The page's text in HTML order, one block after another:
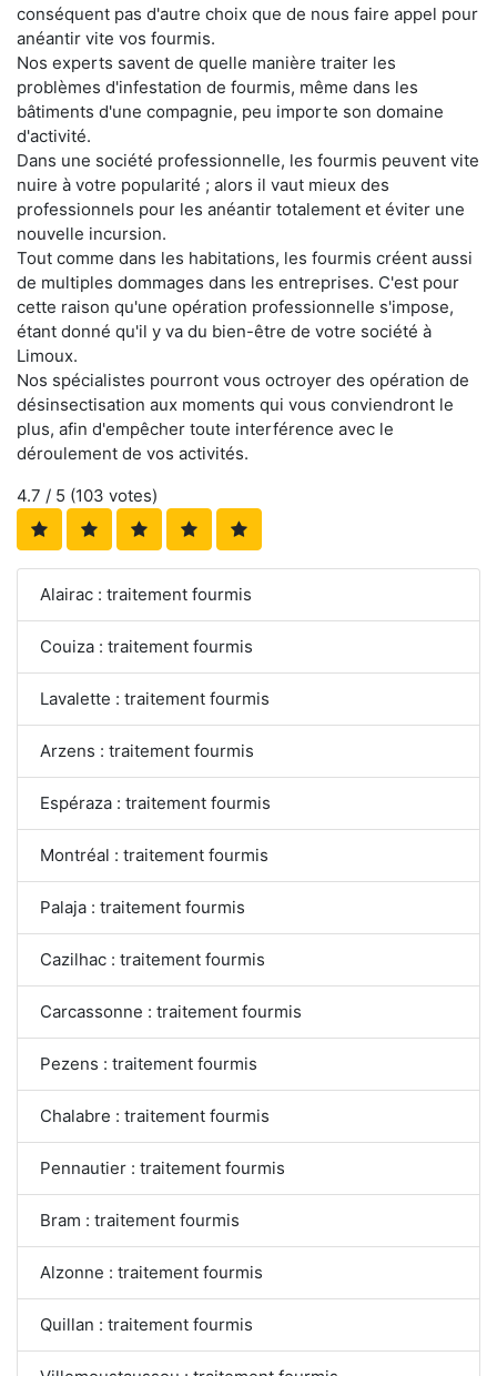
conséquent pas d'autre choix que de nous faire appel pour
anéantir vite vos fourmis.
Nos experts savent de quelle manière traiter les
problèmes d'infestation de fourmis, même dans les
bâtiments d'une compagnie, peu importe son domaine
d'activité.
Dans une société professionnelle, les fourmis peuvent vite
nuire à votre popularité ; alors il vaut mieux des
professionnels pour les anéantir totalement et éviter une
nouvelle incursion.
Tout comme dans les habitations, les fourmis créent aussi
de multiples dommages dans les entreprises. C'est pour
cette raison qu'une opération professionnelle s'impose,
étant donné qu'il y va du bien-être de votre société à
Limoux.
Nos spécialistes pourront vous octroyer des opération de
désinsectisation aux moments qui vous conviendront le
plus, afin d'empêcher toute interférence avec le
déroulement de vos activités.
4.7 / 5 (103 votes)
Alairac : traitement fourmis
Couiza : traitement fourmis
Lavalette : traitement fourmis
Arzens : traitement fourmis
Espéraza : traitement fourmis
Montréal : traitement fourmis
Palaja : traitement fourmis
Cazilhac : traitement fourmis
Carcassonne : traitement fourmis
Pezens : traitement fourmis
Chalabre : traitement fourmis
Pennautier : traitement fourmis
Bram : traitement fourmis
Alzonne : traitement fourmis
Quillan : traitement fourmis